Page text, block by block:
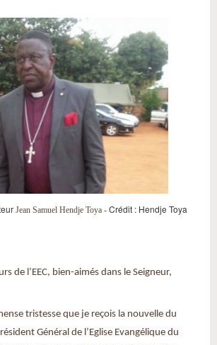
Jean Samuel Hendje Toya - Crédit : Hendje Toya
de l’EEC, bien-aimés dans le Seigneur,
tristesse que je reçois la nouvelle du
Général de l’Eglise Evangélique du